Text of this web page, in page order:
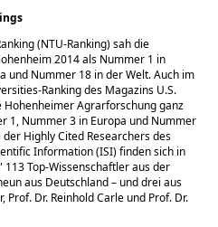
(NTU-Ranking) sah die
2014 als Nummer 1 in
und Nummer 18 in der Welt. Auch im
Ranking des Magazins U.S.
Agrarforschung ganz
1, Nummer 3 in Europa und Nummer
Highly Cited Researchers des
Information (ISI) finden sich in
113 Top-Wissenschaftler aus der
aus Deutschland – und drei aus
Prof. Dr. Reinhold Carle und Prof. Dr.